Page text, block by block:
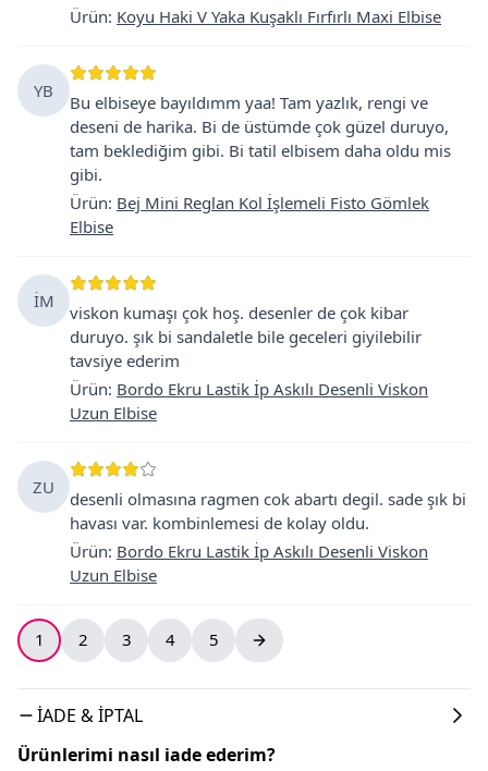
Ürün: Koyu Haki V Yaka Kuşaklı Fırfırlı Maxi Elbise
YB
Bu elbiseye bayıldımm yaa! Tam yazlık, rengi ve
deseni de harika. Bi de üstümde çok güzel duruyo,
tam beklediğim gibi. Bi tatil elbisem daha oldu mis
gibi.
Ürün: Bej Mini Reglan Kol İşlemeli Fisto Gömlek
Elbise
İM
viskon kumaşı çok hoş. desenler de çok kibar
duruyo. şık bi sandaletle bile geceleri giyilebilir
tavsiye ederim
Ürün: Bordo Ekru Lastik İp Askılı Desenli Viskon
Uzun Elbise
ZU
desenli olmasına ragmen cok abartı degil. sade şık bi
havası var. kombinlemesi de kolay oldu.
Ürün: Bordo Ekru Lastik İp Askılı Desenli Viskon
Uzun Elbise
1 2 3 4 5
İADE & İPTAL
Ürünlerimi nasıl iade ederim?